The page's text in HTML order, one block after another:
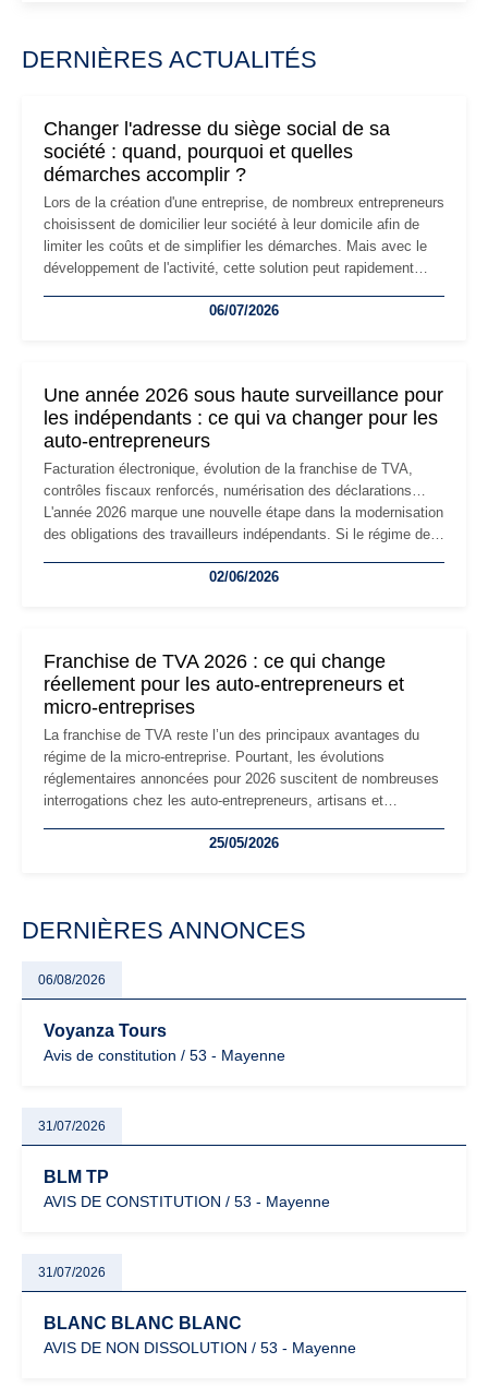
DERNIÈRES ACTUALITÉS
Changer l'adresse du siège social de sa
société : quand, pourquoi et quelles
démarches accomplir ?
Lors de la création d'une entreprise, de nombreux entrepreneurs
choisissent de domicilier leur société à leur domicile afin de
limiter les coûts et de simplifier les démarches. Mais avec le
développement de l'activité, cette solution peut rapidement
professionnels, recrutement, image de marque… Le
06/07/2026
Une année 2026 sous haute surveillance pour
les indépendants : ce qui va changer pour les
auto-entrepreneurs
Facturation électronique, évolution de la franchise de TVA,
contrôles fiscaux renforcés, numérisation des déclarations…
L'année 2026 marque une nouvelle étape dans la modernisation
des obligations des travailleurs indépendants. Si le régime de
les auto-entrepreneurs devront s'adapter à un environnement
02/06/2026
Franchise de TVA 2026 : ce qui change
réellement pour les auto-entrepreneurs et
micro-entreprises
La franchise de TVA reste l’un des principaux avantages du
régime de la micro-entreprise. Pourtant, les évolutions
réglementaires annoncées pour 2026 suscitent de nombreuses
interrogations chez les auto-entrepreneurs, artisans et
facturation ou risque de bascule vers la TVA : les règles
25/05/2026
DERNIÈRES ANNONCES
06/08/2026
Voyanza Tours
Avis de constitution / 53 - Mayenne
31/07/2026
BLM TP
AVIS DE CONSTITUTION / 53 - Mayenne
31/07/2026
BLANC BLANC BLANC
AVIS DE NON DISSOLUTION / 53 - Mayenne